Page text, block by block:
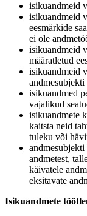
isikuandmeid
isikuandmeid
eesmärkide
ei ole
isikuandmeid
määratletud
isikuandmeid
isikuandmed
vajalikud
isikuandmete
kaitsta neid
tuleku või
andmetest,
käivatele
eksitavate
Isikuandmete